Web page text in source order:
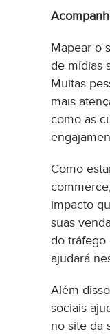
Mapear o
de mídias
Muitas
mais
como as
Como
impacto
suas
do tráfego
ajudará
Além
sociais
no site da